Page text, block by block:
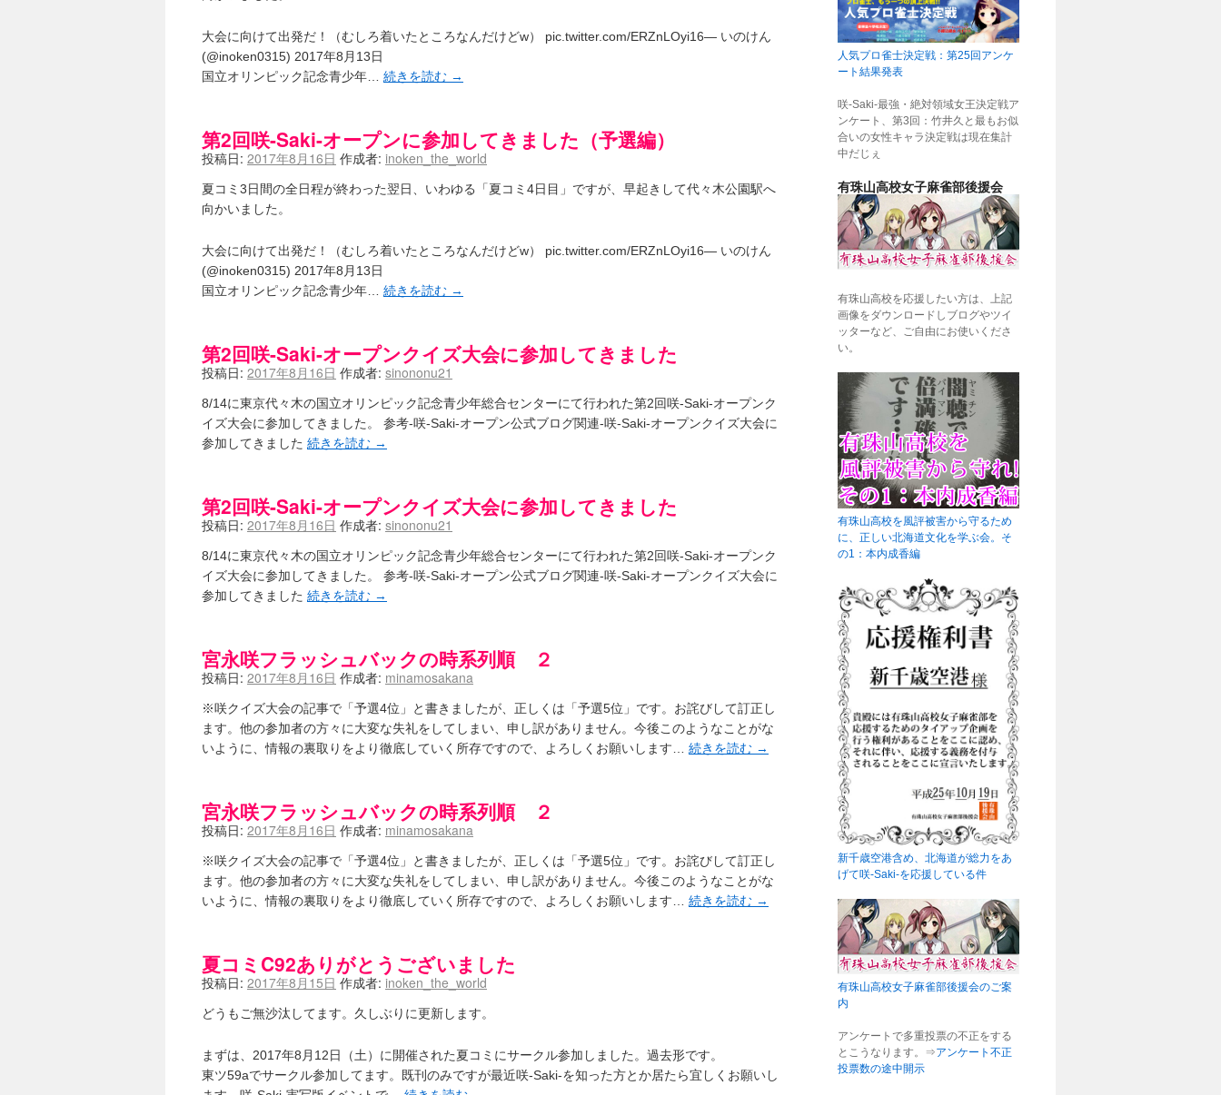
大会に向けて出発だ！（むしろ着いたところなんだけどw） pic.twitter.com/ERZnLOyi16— いのけん
(@inoken0315) 2017年8月13日
国立オリンピック記念青少年… 続きを読む →
第2回咲-Saki-オープンに参加してきました（予選編）
投稿日: 2017年8月16日 作成者: inoken_the_world
夏コミ3日間の全日程が終わった翌日、いわゆる「夏コミ4日目」ですが、早起きして代々木公園駅へ
向かいました。
大会に向けて出発だ！（むしろ着いたところなんだけどw） pic.twitter.com/ERZnLOyi16— いのけん
(@inoken0315) 2017年8月13日
国立オリンピック記念青少年… 続きを読む →
第2回咲-Saki-オープンクイズ大会に参加してきました
投稿日: 2017年8月16日 作成者: sinononu21
8/14に東京代々木の国立オリンピック記念青少年総合センターにて行われた第2回咲-Saki-オープンク
イズ大会に参加してきました。 参考-咲-Saki-オープン公式ブログ関連-咲-Saki-オープンクイズ大会に
参加してきました 続きを読む →
第2回咲-Saki-オープンクイズ大会に参加してきました
投稿日: 2017年8月16日 作成者: sinononu21
8/14に東京代々木の国立オリンピック記念青少年総合センターにて行われた第2回咲-Saki-オープンク
イズ大会に参加してきました。 参考-咲-Saki-オープン公式ブログ関連-咲-Saki-オープンクイズ大会に
参加してきました 続きを読む →
宮永咲フラッシュバックの時系列順 ２
投稿日: 2017年8月16日 作成者: minamosakana
※咲クイズ大会の記事で「予選4位」と書きましたが、正しくは「予選5位」です。お詫びして訂正し
ます。他の参加者の方々に大変な失礼をしてしまい、申し訳がありません。今後このようなことがな
いように、情報の裏取りをより徹底していく所存ですので、よろしくお願いします… 続きを読む →
宮永咲フラッシュバックの時系列順 ２
投稿日: 2017年8月16日 作成者: minamosakana
※咲クイズ大会の記事で「予選4位」と書きましたが、正しくは「予選5位」です。お詫びして訂正し
ます。他の参加者の方々に大変な失礼をしてしまい、申し訳がありません。今後このようなことがな
いように、情報の裏取りをより徹底していく所存ですので、よろしくお願いします… 続きを読む →
夏コミC92ありがとうございました
投稿日: 2017年8月15日 作成者: inoken_the_world
どうもご無沙汰してます。久しぶりに更新します。
まずは、2017年8月12日（土）に開催された夏コミにサークル参加しました。過去形です。
東ツ59aでサークル参加してます。既刊のみですが最近咲-Saki-を知った方とか居たら宜しくお願いし
人気プロ雀士決定戦：第25回アンケ
ート結果発表
咲-Saki-最強・絶対領域女王決定戦ア
ンケート、第3回：竹井久と最もお似
合いの女性キャラ決定戦は現在集計
中だじぇ
有珠山高校女子麻雀部後援会
有珠山高校を応援したい方は、上記
画像をダウンロードしブログやツイ
ッターなど、ご自由にお使いくださ
い。
有珠山高校を風評被害から守るため
に、正しい北海道文化を学ぶ会。そ
の1：本内成香編
新千歳空港含め、北海道が総力をあ
げて咲-Saki-を応援している件
有珠山高校女子麻雀部後援会のご案
内
アンケートで多重投票の不正をする
とこうなります。⇒アンケート不正
投票数の途中開示